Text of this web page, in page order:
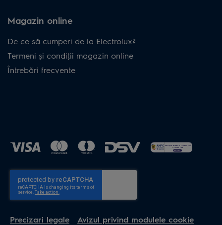
Magazin online
De ce să cumperi de la Electrolux?
Termeni și condiţii magazin online
Întrebări frecvente
Precizari legale Avizul privind modulele cookie